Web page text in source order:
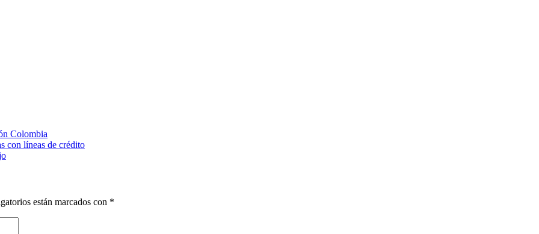
Colombia
con líneas de crédito
están marcados con *